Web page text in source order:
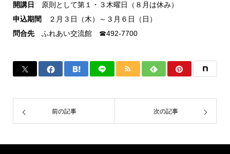
開講日
原則として第１・３木曜日（８月は休み）
申込期間
２月３日（木）～３月６日（日）
問合先ふれあい交流館 ☎492-7700
前の記事 次の記事